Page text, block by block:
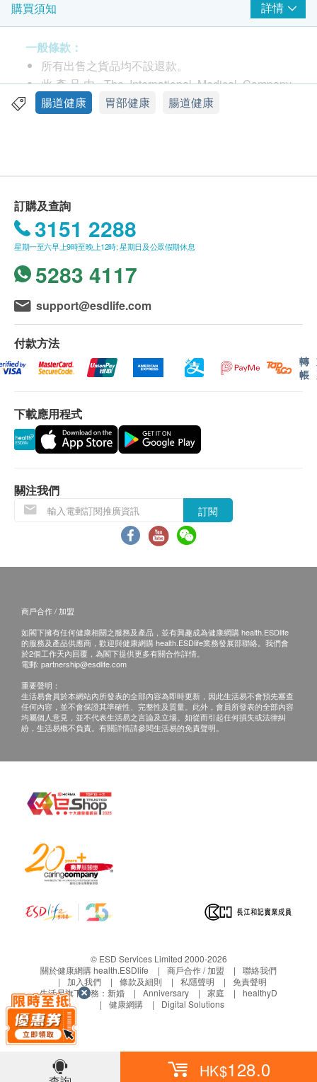
品牌
胃仙-U
包裝
90粒
化合物、蛋白質、纖維素的消化，減低胃部的消化負
擔，方便身體吸收食物營養，新配方的生物澱粉酶澱
粉分解力比傳統配方的澱粉酶強十倍。
生物澱粉酶2000 II
內含多種消化酶(澱粉酶、蛋白酶、纖維酶)，比傳統
配方的澱粉酶澱粉分解力強十倍，可以幫助碳水化合
物、蛋白質、纖維素的消化，有助澱粉在胃內消化和
吸收，減低胃部的消化負擔，促進消化。
可以幫助脂肪的消化和吸收。
主治
胃口不佳
飲食過量
適合人士
成份
30mg 生物澱粉酶2000 II，25mg纖維酶，6mg脂肪酶
服用方法
15歲以上：服用2粒；
8歲以上至15歲：服用1粒；
每日三次，餐後服用。
儲存方法
避免陽光直射，並密封保存在陰涼、乾燥地方
為防止錯誤使用並保持質量，請勿替換產品容器
購買須知 詳情
一般條款：
所有出售之貨品均不設退款。
此產品由 The International Medical Company
Limited 提供。
購買攝達
HK$200，即可享本地免費送貨服務。賬單總額未
滿HK$200需附加HK$50運費。
我們將於確定訂單後3個工作天內安排發貨。
不排除運送時間會因節日而有所影響。當八號烈風
訊號懸掛或黑色暴雨警告生效時，送貨服務時間將
會延遲。
所有訂單須視乎相關貨品的供應情況再作最後確
認。倘若健康網購health.ESDlife未能提供任何訂
單上的貨品，健康網購health.ESDlife有權拒絕接
客再作安排。
保用條款：
期應最少有12個月或以上。
當顧客收取已訂購之貨品時，有責任檢查貨品是否
如有其他損壞或遺漏查詢，顧客必須保留有效收據
正本，並於送貨後3個工作天內按下列方式聯絡 全
球藥業有限公司 客戶服務部跟進。
電郵: wyc@timc.com.hk
腸道健康 胃部健康 腸道健康
HK$128.0
訂購及查詢
3151 2288
星期一至六早上9時至晚上12時; 星期日及公眾假期休息
5283 4117
support@esdlife.com
付款方法
轉
帳
下載應用程式
關注我們
訂閱
商戶合作 / 加盟
如閣下擁有任何健康相關之服務及產品，並有興趣成為健康網購 health.ESDlife
的服務及產品供應商，歡迎與健康網購 health.ESDlife業務發展部聯絡。我們會
於2個工作天內回覆，為閣下提供更多有關合作詳情。
電郵: partnership@esdlife.com
重要聲明：
生活易會員於本網站內所發表的全部內容為即時更新，因此生活易不會預先審查
任何內容，並不會保證其準確性、完整性及質量。此外，會員所發表的全部內容
均屬個人意見，並不代表生活易之言論及立場。如從而引起任何損失或法律糾
紛，生活易概不負責。有關詳情請參閱生活易的免責聲明。
© ESD Services Limited 2000-2026
關於健康網購 health.ESDlife
商戶合作 / 加盟
聯絡我們
加入我們
條款及細則 私隱聲明
免責聲明
生活易旗下業務： 新婚 Anniversary 家庭
healthyD
健康網購
Digital Solutions